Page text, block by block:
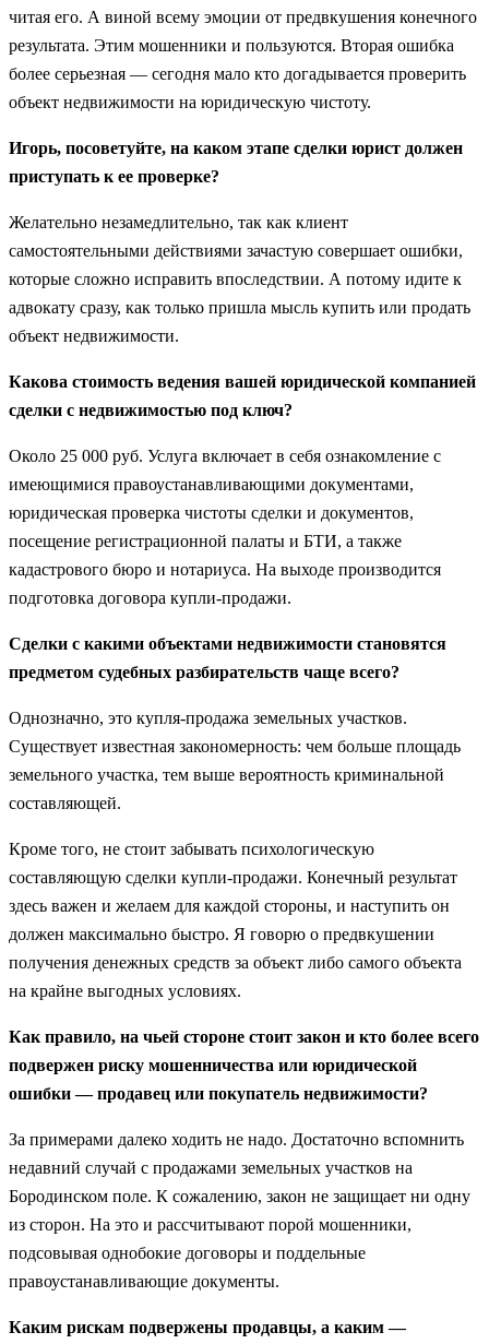
читая его. А виной всему эмоции от предвкушения конечного
результата. Этим мошенники и пользуются. Вторая ошибка
более серьезная — сегодня мало кто догадывается проверить
объект недвижимости на юридическую чистоту.
Игорь, посоветуйте, на каком этапе сделки юрист должен
приступать к ее проверке?
Желательно незамедлительно, так как клиент
самостоятельными действиями зачастую совершает ошибки,
которые сложно исправить впоследствии. А потому идите к
адвокату сразу, как только пришла мысль купить или продать
объект недвижимости.
Какова стоимость ведения вашей юридической компанией
сделки с недвижимостью под ключ?
Около 25 000 руб. Услуга включает в себя ознакомление с
имеющимися правоустанавливающими документами,
юридическая проверка чистоты сделки и документов,
посещение регистрационной палаты и БТИ, а также
кадастрового бюро и нотариуса. На выходе производится
подготовка договора купли-продажи.
Сделки с какими объектами недвижимости становятся
предметом судебных разбирательств чаще всего?
Однозначно, это купля-продажа земельных участков.
Существует известная закономерность: чем больше площадь
земельного участка, тем выше вероятность криминальной
составляющей.
Кроме того, не стоит забывать психологическую
составляющую сделки купли-продажи. Конечный результат
здесь важен и желаем для каждой стороны, и наступить он
должен максимально быстро. Я говорю о предвкушении
получения денежных средств за объект либо самого объекта
на крайне выгодных условиях.
Как правило, на чьей стороне стоит закон и кто более всего
подвержен риску мошенничества или юридической
ошибки — продавец или покупатель недвижимости?
За примерами далеко ходить не надо. Достаточно вспомнить
недавний случай с продажами земельных участков на
Бородинском поле. К сожалению, закон не защищает ни одну
из сторон. На это и рассчитывают порой мошенники,
подсовывая однобокие договоры и поддельные
правоустанавливающие документы.
Каким рискам подвержены продавцы, а каким —